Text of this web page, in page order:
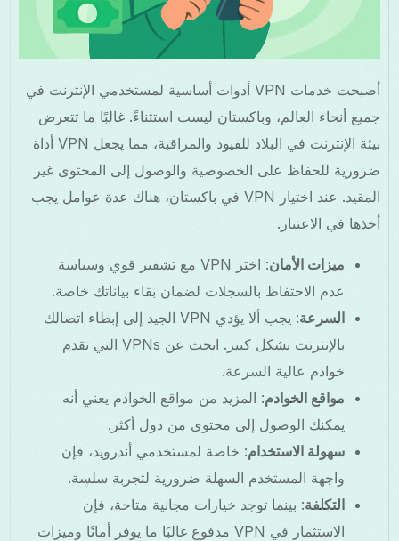
أصبحت خدمات VPN أدوات أساسية لمستخدمي الإنترنت في
جميع أنحاء العالم، وباكستان ليست استثناءً. غالبًا ما تتعرض
بيئة الإنترنت في البلاد للقيود والمراقبة، مما يجعل VPN أداة
ضرورية للحفاظ على الخصوصية والوصول إلى المحتوى غير
المقيد. عند اختيار VPN في باكستان، هناك عدة عوامل يجب
أخذها في الاعتبار.
ميزات الأمان
: اختر VPN مع تشفير قوي وسياسة
عدم الاحتفاظ بالسجلات لضمان بقاء بياناتك خاصة.
السرعة
: يجب ألا يؤدي VPN الجيد إلى إبطاء اتصالك
بالإنترنت بشكل كبير. ابحث عن VPNs التي تقدم
خوادم عالية السرعة.
مواقع الخوادم: المزيد من مواقع الخوادم يعني أنه
يمكنك الوصول إلى محتوى من دول أكثر.
سهولة الاستخدام: خاصة لمستخدمي أندرويد، فإن
واجهة المستخدم السهلة ضرورية لتجربة سلسة.
التكلفة: بينما توجد خيارات مجانية متاحة، فإن
الاستثمار في VPN مدفوع غالبًا ما يوفر أمانًا وميزات